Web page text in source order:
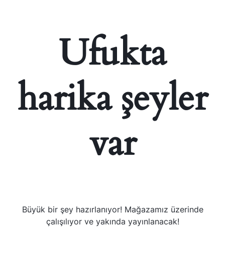
Ufukta
harika şeyler
var
Büyük bir şey hazırlanıyor! Mağazamız üzerinde
çalışılıyor ve yakında yayınlanacak!